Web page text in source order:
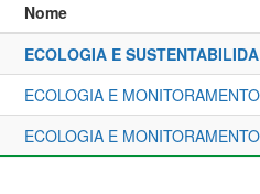
Nome
ECOLOGIA E
ECOLOGIA E
ECOLOGIA E